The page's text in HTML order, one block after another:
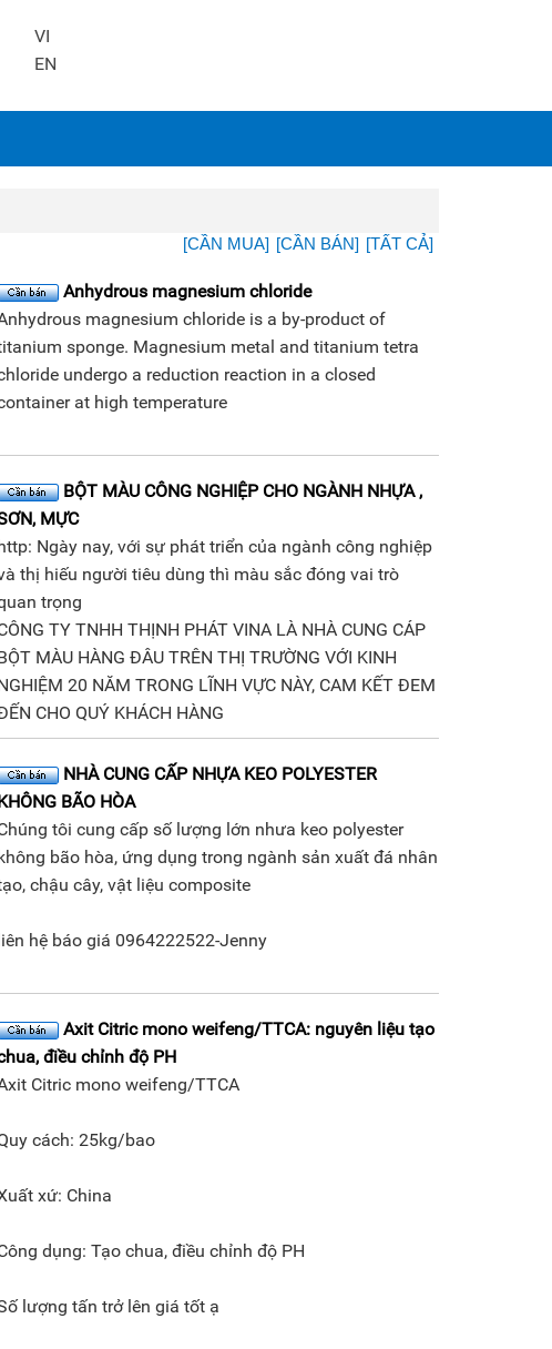
VI
EN
[CẦN MUA] [CẦN BÁN] [TẤT CẢ]
Anhydrous magnesium chloride
magnesium chloride is a by-product of
sponge. Magnesium metal and titanium tetra
undergo a reduction reaction in a closed
at high temperature
BỘT MÀU CÔNG NGHIỆP CHO NGÀNH NHỰA ,
MỰC
Ngày nay, với sự phát triển của ngành công nghiệp
thị hiếu người tiêu dùng thì màu sắc đóng vai trò
trọng
TY TNHH THỊNH PHÁT VINA LÀ NHÀ CUNG CÁP
MÀU HÀNG ĐÂU TRÊN THỊ TRƯỜNG VỚI KINH
20 NĂM TRONG LĨNH VỰC NÀY, CAM KẾT ĐEM
CHO QUÝ KHÁCH HÀNG
NHÀ CUNG CẤP NHỰA KEO POLYESTER
BÃO HÒA
tôi cung cấp số lượng lớn nhưa keo polyester
bão hòa, ứng dụng trong ngành sản xuất đá nhân
chậu cây, vật liệu composite
hệ báo giá 0964222522-Jenny
Axit Citric mono weifeng/TTCA: nguyên liệu tạo
điều chỉnh độ PH
Citric mono weifeng/TTCA
cách: 25kg/bao
xứ: China
dụng: Tạo chua, điều chỉnh độ PH
lượng tấn trở lên giá tốt ạ